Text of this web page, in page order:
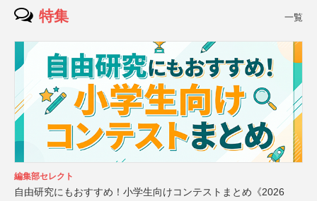
特集 一覧
編集部セレクト
自由研究にもおすすめ！小学生向けコンテストまとめ《2026